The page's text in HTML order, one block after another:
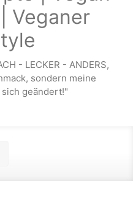
Veganer
- LECKER - ANDERS,
sondern meine
geändert!"